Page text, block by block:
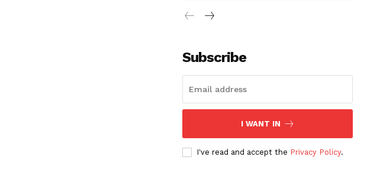
Subscribe
I WANT IN
I've read and accept the Privacy Policy.